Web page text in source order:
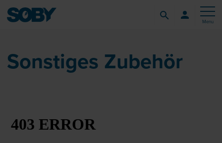
Menu
Sonstiges Zubehör